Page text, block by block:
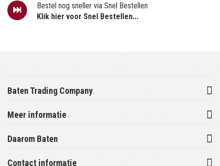
Bestel nog sneller via Snel Bestellen
Klik hier voor Snel Bestellen...
Baten Trading Company
Meer informatie
Daarom Baten
Contact informatie